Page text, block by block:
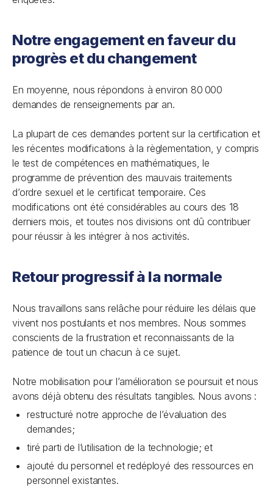
Notre engagement en faveur du
progrès et du changement
En moyenne, nous répondons à environ 80 000
demandes de renseignements par an.
La plupart de ces demandes portent sur la certification et
les récentes modifications à la règlementation, y compris
le test de compétences en mathématiques, le
programme de prévention des mauvais traitements
d’ordre sexuel et le certificat temporaire. Ces
modifications ont été considérables au cours des 18
derniers mois, et toutes nos divisions ont dû contribuer
pour réussir à les intégrer à nos activités.
Retour progressif à la normale
Nous travaillons sans relâche pour réduire les délais que
vivent nos postulants et nos membres. Nous sommes
conscients de la frustration et reconnaissants de la
patience de tout un chacun à ce sujet.
Notre mobilisation pour l’amélioration se poursuit et nous
avons déjà obtenu des résultats tangibles. Nous avons :
restructuré notre approche de l’évaluation des
demandes;
tiré parti de l’utilisation de la technologie; et
ajouté du personnel et redéployé des ressources en
personnel existantes.